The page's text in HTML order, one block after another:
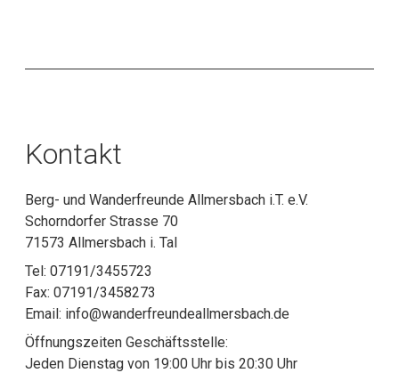
Kontakt
Berg- und Wanderfreunde Allmersbach i.T. e.V.
Schorndorfer Strasse 70
71573 Allmersbach i. Tal
Tel: 07191/3455723
Fax: 07191/3458273
Email: info@wanderfreundeallmersbach.de
Öffnungszeiten Geschäftsstelle:
Jeden Dienstag von 19:00 Uhr bis 20:30 Uhr